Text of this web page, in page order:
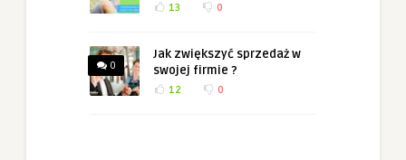
13 0
0
Jak zwiększyć sprzedaż w
swojej firmie ?
12 0